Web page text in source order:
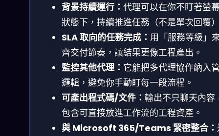
背景持續運行： 代理可以在你不盯著螢
狀態下，持續推進任務（不是單次回覆
SLA 取向的任務完成： 用「服務等級」
齊交付節奏，讓結果更像工程產出。
監控其他代理： 它能把多代理協作納入
邏輯，避免你手動盯每一段流程。
可產出程式碼/文件： 輸出不只聊天內容
包含可直接放進工作流的工程資產。
與 Microsoft 365/Teams 緊密整合：